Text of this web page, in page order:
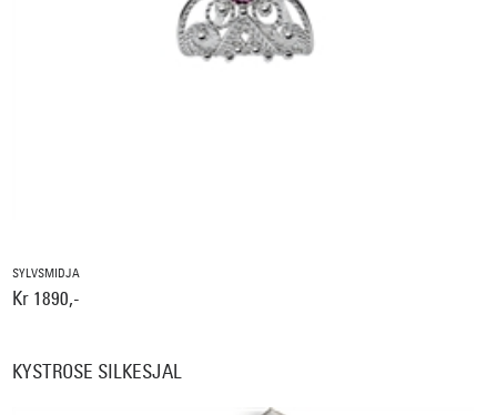
SYLVSMIDJA
Kr 1890,-
KYSTROSE SILKESJAL